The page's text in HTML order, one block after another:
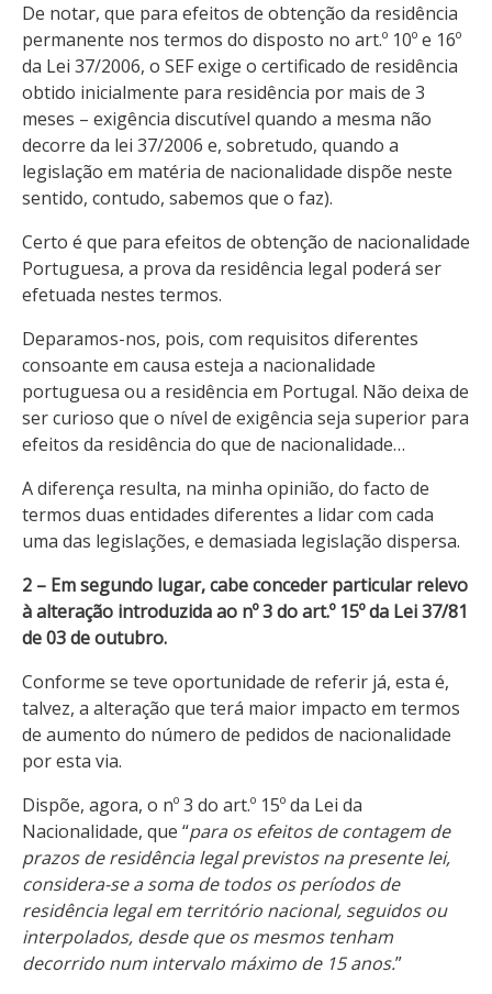
De notar, que para efeitos de obtenção da residência
permanente nos termos do disposto no art.º 10º e 16º
da Lei 37/2006, o SEF exige o certificado de residência
obtido inicialmente para residência por mais de 3
meses – exigência discutível quando a mesma não
decorre da lei 37/2006 e, sobretudo, quando a
legislação em matéria de nacionalidade dispõe neste
sentido, contudo, sabemos que o faz).
Certo é que para efeitos de obtenção de nacionalidade
Portuguesa, a prova da residência legal poderá ser
efetuada nestes termos.
Deparamos-nos, pois, com requisitos diferentes
consoante em causa esteja a nacionalidade
portuguesa ou a residência em Portugal. Não deixa de
ser curioso que o nível de exigência seja superior para
efeitos da residência do que de nacionalidade…
A diferença resulta, na minha opinião, do facto de
termos duas entidades diferentes a lidar com cada
uma das legislações, e demasiada legislação dispersa.
2 – Em segundo lugar, cabe conceder particular relevo
à alteração introduzida ao nº 3 do art.º 15º da Lei 37/81
de 03 de outubro.
Conforme se teve oportunidade de referir já, esta é,
talvez, a alteração que terá maior impacto em termos
de aumento do número de pedidos de nacionalidade
por esta via.
Dispõe, agora, o nº 3 do art.º 15º da Lei da
Nacionalidade, que “para os efeitos de contagem de
prazos de residência legal previstos na presente lei,
considera-se a soma de todos os períodos de
residência legal em território nacional, seguidos ou
interpolados, desde que os mesmos tenham
decorrido num intervalo máximo de 15 anos.”